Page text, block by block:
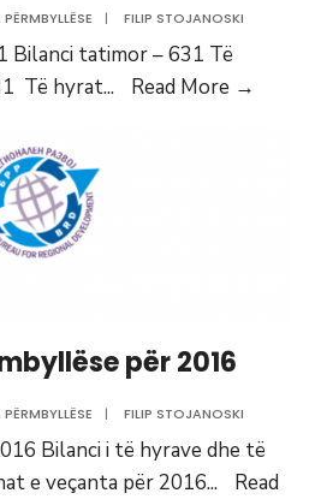
| FILIP STOJANOSKI
Bilanci tatimor – 631 Të
Të hyrat... Read More →
për 2016
| FILIP STOJANOSKI
Bilanci i të hyrave dhe të
e veçanta për 2016...
Read